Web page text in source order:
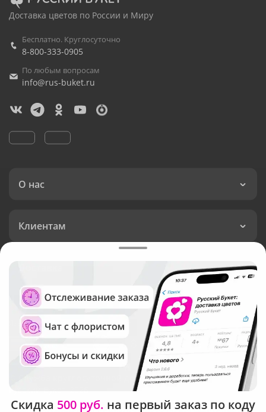
Доставка цветов по России и Миру
Бесплатно. Круглосуточно
8-800-333-0905
По любым вопросам
info@rus-buket.ru
О нас
Клиентам
Язык интерфейса: Валюта:
Служба круглосуточной доставки цветов
Русский Букет, 2026
Скидка 500 руб. на первый заказ по коду